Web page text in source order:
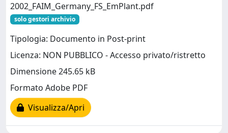
2002_FAIM_Germany_FS_EmPlant.pdf
solo gestori archivio
Tipologia: Documento in Post-print
Licenza: NON PUBBLICO - Accesso privato/ristretto
Dimensione 245.65 kB
Formato Adobe PDF
Visualizza/Apri